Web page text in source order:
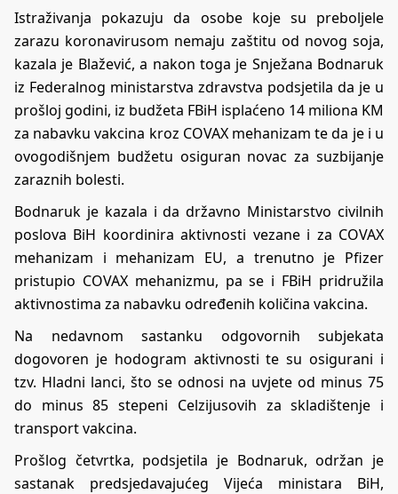
Istraživanja pokazuju da osobe koje su preboljele
zarazu koronavirusom nemaju zaštitu od novog soja,
kazala je Blažević, a nakon toga je Snježana Bodnaruk
iz Federalnog ministarstva zdravstva podsjetila da je u
prošloj godini, iz budžeta FBiH isplaćeno 14 miliona KM
za nabavku vakcina kroz COVAX mehanizam te da je i u
ovogodišnjem budžetu osiguran novac za suzbijanje
zaraznih bolesti.
Bodnaruk je kazala i da državno Ministarstvo civilnih
poslova BiH koordinira aktivnosti vezane i za COVAX
mehanizam i mehanizam EU, a trenutno je Pfizer
pristupio COVAX mehanizmu, pa se i FBiH pridružila
aktivnostima za nabavku određenih količina vakcina.
Na nedavnom sastanku odgovornih subjekata
dogovoren je hodogram aktivnosti te su osigurani i
tzv. Hladni lanci, što se odnosi na uvjete od minus 75
do minus 85 stepeni Celzijusovih za skladištenje i
transport vakcina.
Prošlog četvrtka, podsjetila je Bodnaruk, održan je
sastanak predsjedavajućeg Vijeća ministara BiH,